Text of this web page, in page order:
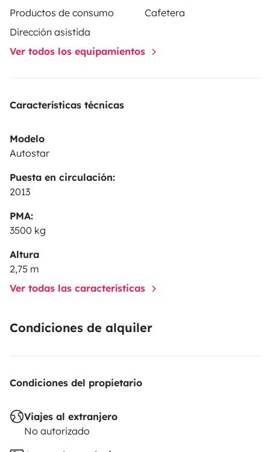
Productos de consumo
Cafetera
Dirección asistida
Ver todos los equipamientos
Características técnicas
Modelo
Autostar
Puesta en circulación:
2013
PMA:
3500 kg
Altura
2,75 m
Ver todas las características
Condiciones de alquiler
Condiciones del propietario
Viajes al extranjero
No autorizado